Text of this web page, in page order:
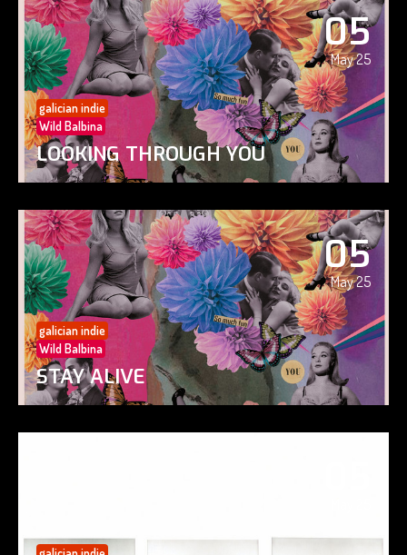
05
May 25
galician indie
Wild Balbina
LOOKING THROUGH YOU
05
May 25
galician indie
Wild Balbina
STAY ALIVE